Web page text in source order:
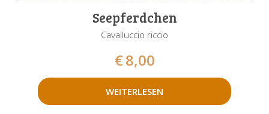
Seepferdchen
Cavalluccio riccio
€8,00
WEITERLESEN